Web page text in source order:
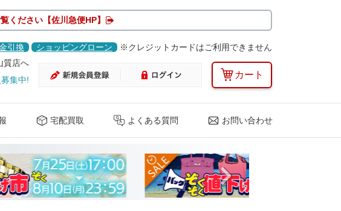
ください【佐川急便HP】
引換 ショッピングローン ※クレジットカードはご利用できません
質店へ
集中! カート
宅配買取 よくある質問 お問い合わせ
Next